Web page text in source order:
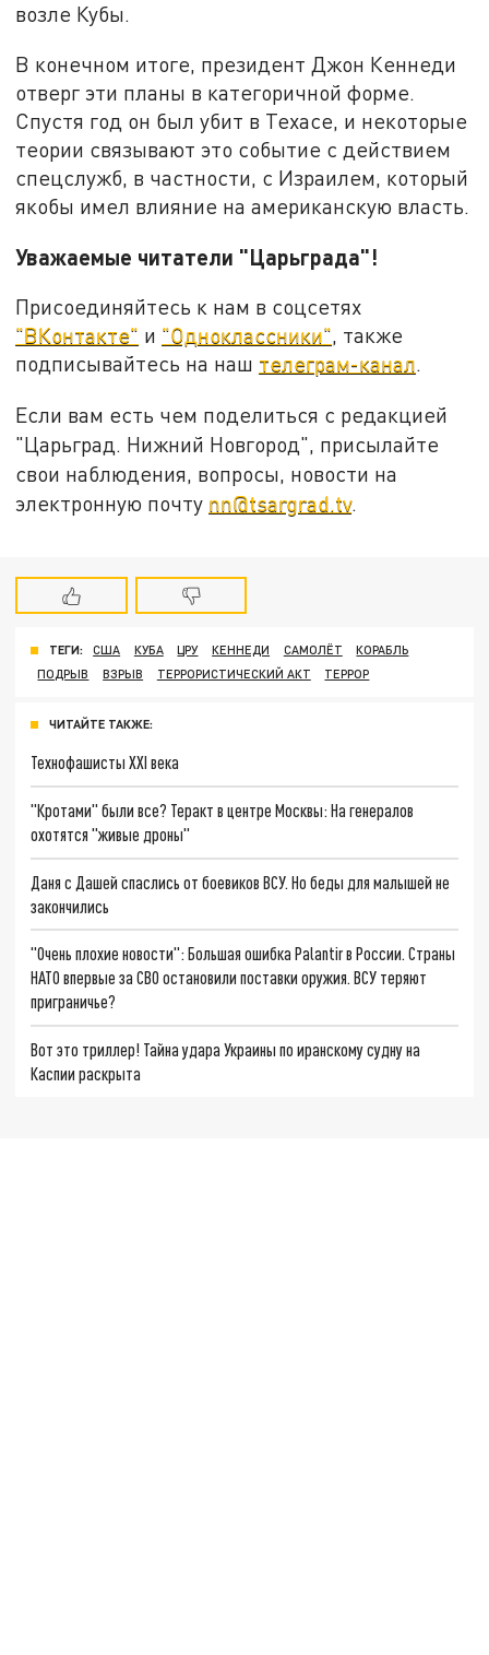
возле Кубы.
В конечном итоге, президент Джон Кеннеди
отверг эти планы в категоричной форме.
Спустя год он был убит в Техасе, и некоторые
теории связывают это событие с действием
спецслужб, в частности, с Израилем, который
якобы имел влияние на американскую власть.
Уважаемые читатели "Царьграда"!
Присоединяйтесь к нам в соцсетях
"ВКонтакте" и "Одноклассники", также
подписывайтесь на наш телеграм-канал.
Если вам есть чем поделиться с редакцией
"Царьград. Нижний Новгород", присылайте
свои наблюдения, вопросы, новости на
электронную почту nn@tsargrad.tv.
ТЕГИ: США КУБА ЦРУ КЕННЕДИ САМОЛЁТ
КОРАБЛЬ
ПОДРЫВ
ВЗРЫВ ТЕРРОРИСТИЧЕСКИЙ АКТ ТЕРРОР
ЧИТАЙТЕ ТАКЖЕ:
Технофашисты XXI века
"Кротами" были все? Теракт в центре Москвы: На генералов
охотятся "живые дроны"
Даня с Дашей спаслись от боевиков ВСУ. Но беды для малышей не
закончились
"Очень плохие новости": Большая ошибка Palantir в России. Страны
НАТО впервые за СВО остановили поставки оружия. ВСУ теряют
приграничье?
Вот это триллер! Тайна удара Украины по иранскому судну на
Каспии раскрыта